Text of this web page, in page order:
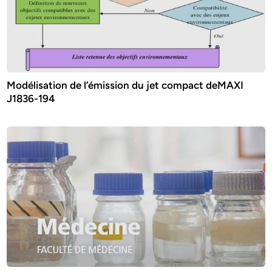
Modélisation de l’émission du jet compact deMAXI
J1836-194